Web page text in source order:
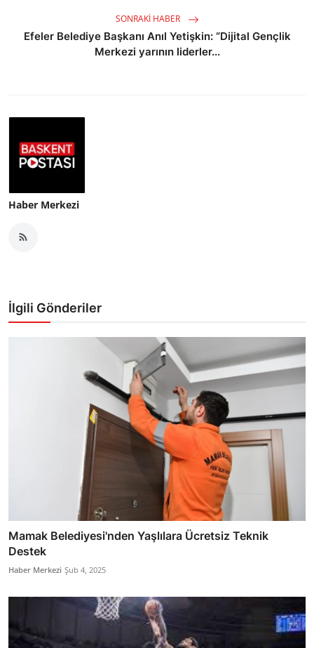
SONRAKI HABER
Efeler Belediye Başkanı Anıl Yetişkin: “Dijital Gençlik
Merkezi yarının liderler...
Haber Merkezi
İlgili Gönderiler
Mamak Belediyesi'nden Yaşlılara Ücretsiz Teknik
Destek
Haber Merkezi Şub 4, 2025